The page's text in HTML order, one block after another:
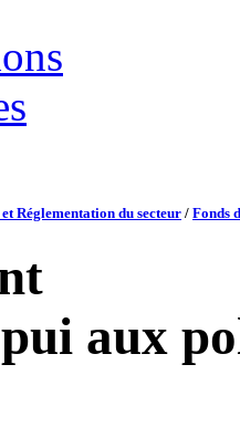
Réglementation du secteur / Fonds
aux